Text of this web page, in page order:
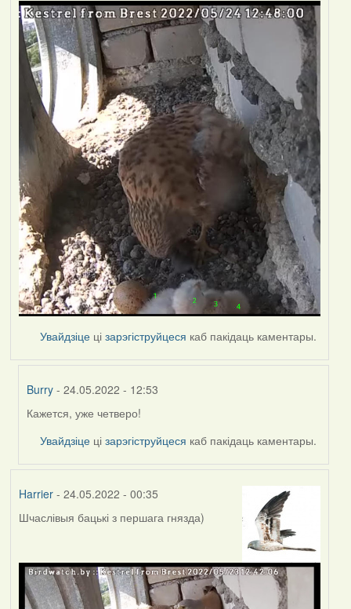
Увайдзіце цізарэгіструйцеся каб пакідаць каментары.
Burry - 24.05.2022 - 12:53
In
reply
by
Кажется, уже четверо!
Увайдзіце цізарэгіструйцеся каб пакідаць каментары.
Harrier- 24.05.2022 - 00:35
Шчаслівыя бацькі з першага гнязда)